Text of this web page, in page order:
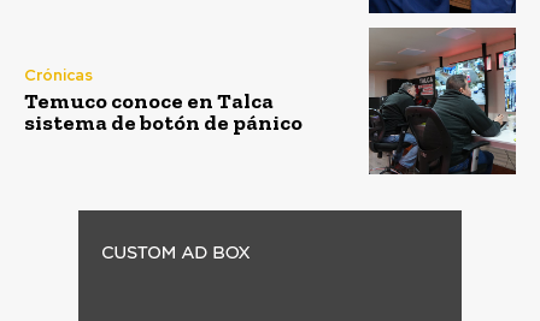
Crónicas
Temuco conoce en Talca
sistema de botón de pánico